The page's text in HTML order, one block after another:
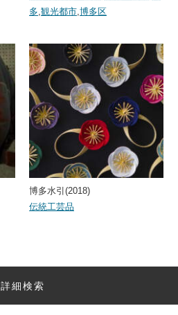
多,観光都市,博多区
博多水引(2018)
伝統工芸品
詳細検索